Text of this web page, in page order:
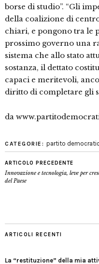
borse di studio”. “Gli
della coalizione di
chiari, e pongono tra le
prossimo governo una
sistema che allo stato
sostanza, il dettato
capaci e meritevoli,
diritto di completare gli
da
CATEGORIE: partito
ARTICOLO PRECEDENTE
Innovazione e tecnologia, leve per
del Paese
ARTICOLI RECENTI
La “restituzione” della mia